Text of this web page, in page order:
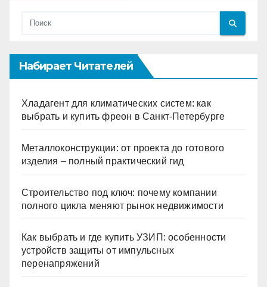
Набирает Читателей
Хладагент для климатических систем: как
выбрать и купить фреон в Санкт-Петербурге
Металлоконструкции: от проекта до готового
изделия – полный практический гид
Строительство под ключ: почему компании
полного цикла меняют рынок недвижимости
Как выбрать и где купить УЗИП: особенности
устройств защиты от импульсных
перенапряжений